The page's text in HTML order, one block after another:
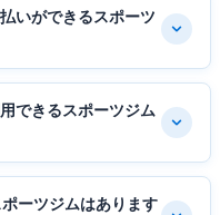
いができるスポーツ
できるスポーツジム
ーツジムはあります